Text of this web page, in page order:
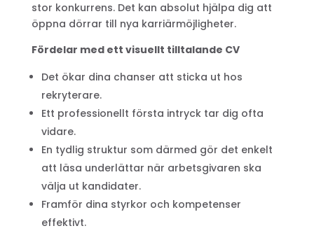
stor konkurrens. Det kan absolut hjälpa dig att
öppna dörrar till nya karriärmöjligheter.
Fördelar med ett visuellt tilltalande CV
Det ökar dina chanser att sticka ut hos
rekryterare.
Ett professionellt första intryck tar dig ofta
vidare.
En tydlig struktur som därmed gör det enkelt
att läsa underlättar när arbetsgivaren ska
välja ut kandidater.
Framför dina styrkor och kompetenser
effektivt.